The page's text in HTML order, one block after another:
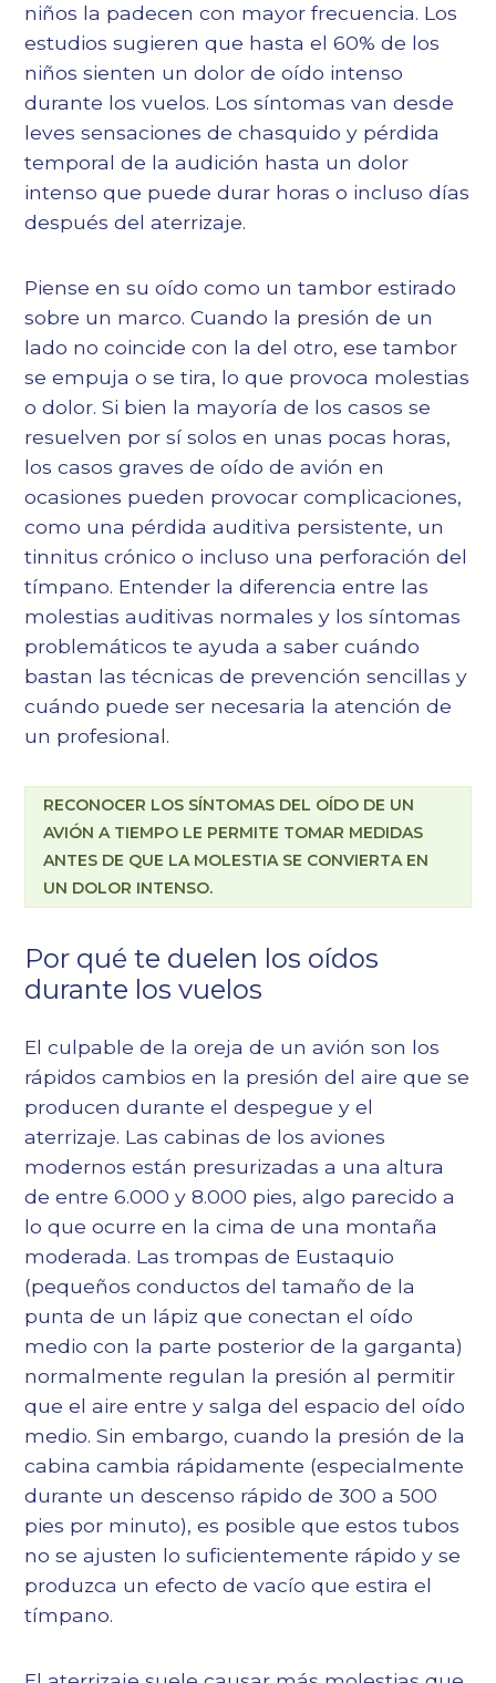
niños la padecen con mayor frecuencia. Los
estudios sugieren que hasta el 60% de los
niños sienten un dolor de oído intenso
durante los vuelos. Los síntomas van desde
leves sensaciones de chasquido y pérdida
temporal de la audición hasta un dolor
intenso que puede durar horas o incluso días
después del aterrizaje.
Piense en su oído como un tambor estirado
sobre un marco. Cuando la presión de un
lado no coincide con la del otro, ese tambor
se empuja o se tira, lo que provoca molestias
o dolor. Si bien la mayoría de los casos se
resuelven por sí solos en unas pocas horas,
los casos graves de oído de avión en
ocasiones pueden provocar complicaciones,
como una pérdida auditiva persistente, un
tinnitus crónico o incluso una perforación del
tímpano. Entender la diferencia entre las
molestias auditivas normales y los síntomas
problemáticos te ayuda a saber cuándo
bastan las técnicas de prevención sencillas y
cuándo puede ser necesaria la atención de
un profesional.
RECONOCER LOS SÍNTOMAS DEL OÍDO DE UN
AVIÓN A TIEMPO LE PERMITE TOMAR MEDIDAS
ANTES DE QUE LA MOLESTIA SE CONVIERTA EN
UN DOLOR INTENSO.
Por qué te duelen los oídos
durante los vuelos
El culpable de la oreja de un avión son los
rápidos cambios en la presión del aire que se
producen durante el despegue y el
aterrizaje. Las cabinas de los aviones
modernos están presurizadas a una altura
de entre 6.000 y 8.000 pies, algo parecido a
lo que ocurre en la cima de una montaña
moderada. Las trompas de Eustaquio
(pequeños conductos del tamaño de la
punta de un lápiz que conectan el oído
medio con la parte posterior de la garganta)
normalmente regulan la presión al permitir
que el aire entre y salga del espacio del oído
medio. Sin embargo, cuando la presión de la
cabina cambia rápidamente (especialmente
durante un descenso rápido de 300 a 500
pies por minuto), es posible que estos tubos
no se ajusten lo suficientemente rápido y se
produzca un efecto de vacío que estira el
tímpano.